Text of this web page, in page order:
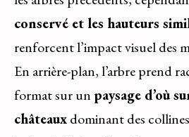
conservé et les hauteurs
renforcent l’impact visuel des
En arrière-plan, l’arbre prend
format sur un paysage d’où
châteauxdominant des